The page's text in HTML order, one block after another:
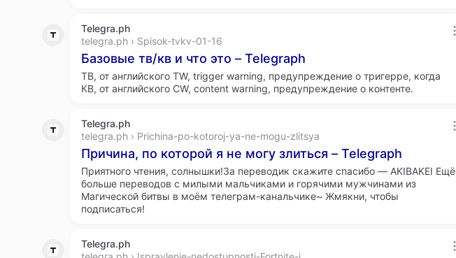
Telegra.ph
telegra.ph › Spisok-tvkv-01-16
Базовые тв/кв и что это – Telegraph
ТВ, от английского TW, trigger warning, предупреждение о тригерре, когда
КВ, от английского CW, content warning, предупреждение о контенте.
Telegra.ph
telegra.ph › Prichina-po-kotoroj-ya-ne-mogu-zlitsya
Причина, по которой я не могу злиться – Telegraph
Приятного чтения, солнышки!За переводик скажите спасибо — AKIBAKEI Ещё
больше переводов с милыми мальчиками и горячими мужчинами из
Магической битвы в моём телеграм-канальчике~ Жмякни, чтобы
подписаться!
Telegra.ph